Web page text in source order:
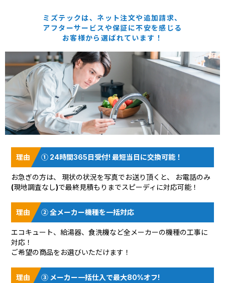
ミズテックは、ネット注文や追加請求、
アフターサービスや保証に不安を感じる
お客様から選ばれています！
① 24時間365日受付! 最短当日に交換可能！
お急ぎの方は、 現状の状況を写真でお送り頂く と、 お電話のみ
(現地調査なし)で最終見積もりまでスピーディに対応可能！
② 全メーカー機種を一括対応
エコキュート、給湯器、食洗機など全メーカーの機種の工事に
対応！
ご希望の商品をお選びいただけます！
③ メーカー一括仕入で最大80%オフ!